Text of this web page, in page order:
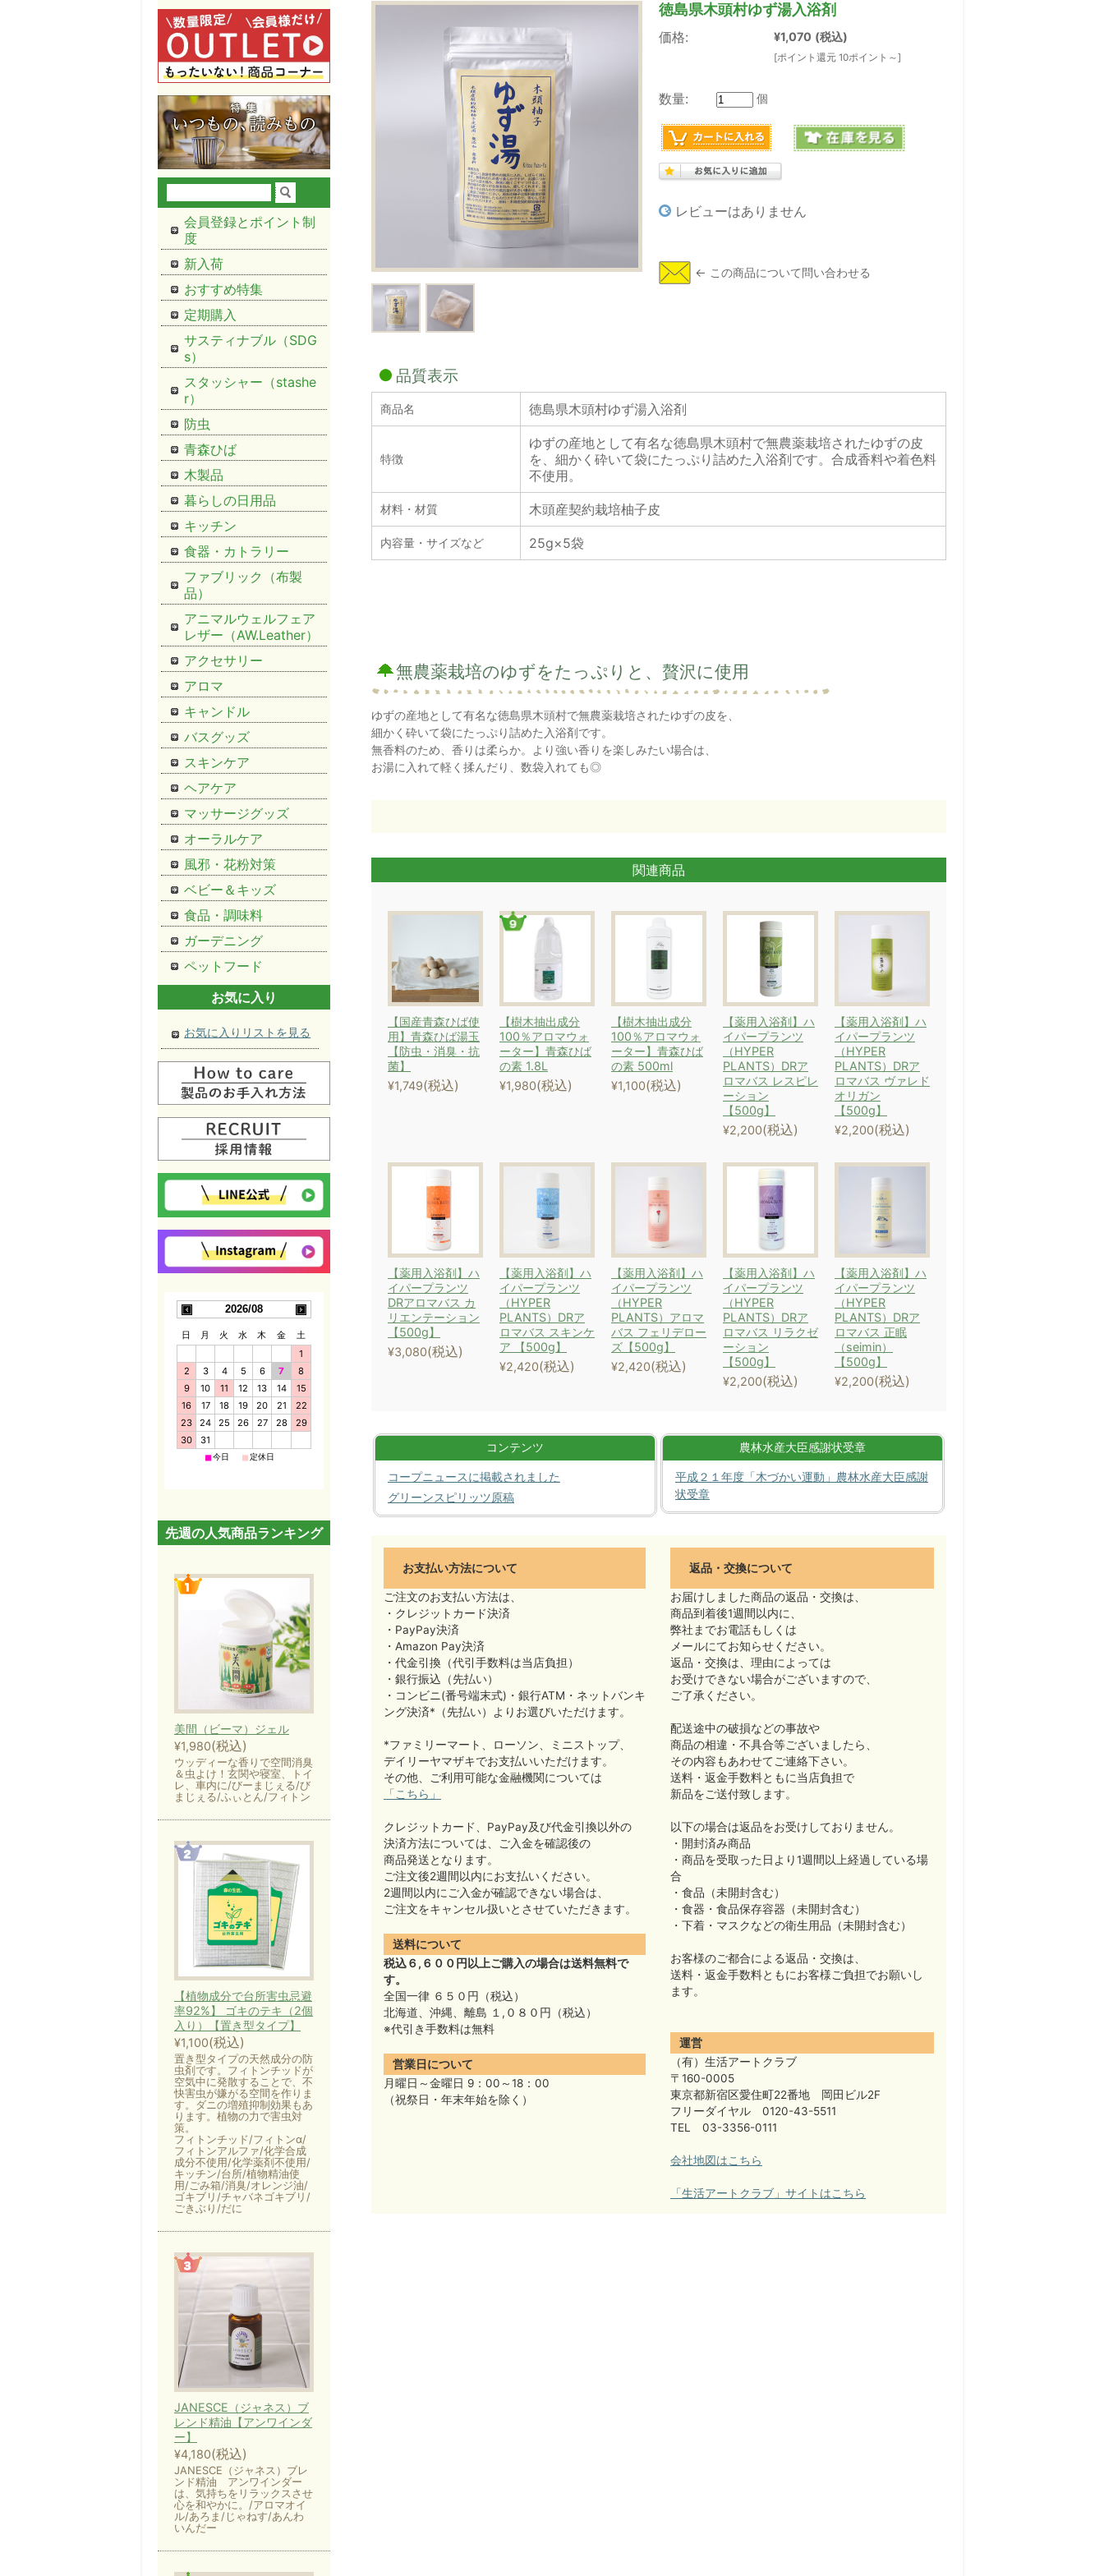
徳島県木頭村ゆず湯入浴剤
価格: ¥1,070 (税込)
[ポイント還元 10ポイント～]
数量: 個
レビューはありません
品質表示
商品名 徳島県木頭村ゆず湯入浴剤
特徴
ゆずの産地として有名な徳島県木頭村で無農薬栽培されたゆずの皮
を、細かく砕いて袋にたっぷり詰めた入浴剤です。合成香料や着色料
不使用。
材料・材質 木頭産契約栽培柚子皮
内容量・サイズなど 25g×5袋
無農薬栽培のゆずをたっぷりと、贅沢に使用
ゆずの産地として有名な徳島県木頭村で無農薬栽培されたゆずの皮を、
細かく砕いて袋にたっぷり詰めた入浴剤です。
無香料のため、香りは柔らか。より強い香りを楽しみたい場合は、
お湯に入れて軽く揉んだり、数袋入れても◎
関連商品
【国産青森ひば使
用】青森ひば湯玉
【防虫・消臭・抗
菌】
¥1,749(税込)
【樹木抽出成分
100％アロマウォ
ーター】青森ひば
の素 1.8L
¥1,980(税込)
【樹木抽出成分
100％アロマウォ
ーター】青森ひば
の素 500ml
¥1,100(税込)
【薬用入浴剤】ハ
イパープランツ
（HYPER
PLANTS）DRア
ロマバス レスピレ
ーション
【500g】
¥2,200(税込)
【薬用入浴剤】ハ
イパープランツ
（HYPER
PLANTS）DRア
ロマバス ヴァレド
オリガン
【500g】
¥2,200(税込)
【薬用入浴剤】ハ
イパープランツ
DRアロマバス カ
リエンテーション
【500g】
¥3,080(税込)
【薬用入浴剤】ハ
イパープランツ
（HYPER
PLANTS）DRア
ロマバス スキンケ
ア 【500g】
¥2,420(税込)
【薬用入浴剤】ハ
イパープランツ
（HYPER
PLANTS）アロマ
バス フェリデロー
ズ【500g】
¥2,420(税込)
【薬用入浴剤】ハ
イパープランツ
（HYPER
PLANTS）DRア
ロマバス リラクゼ
ーション
【500g】
¥2,200(税込)
【薬用入浴剤】ハ
イパープランツ
（HYPER
PLANTS）DRア
ロマバス 正眠
（seimin）
【500g】
¥2,200(税込)
コンテンツ
コープニュースに掲載されました
グリーンスピリッツ原稿
農林水産大臣感謝状受章
平成２１年度「木づかい運動」農林水産大臣感謝
状受章
お支払い方法について
ご注文のお支払い方法は、
・クレジットカード決済
・PayPay決済
・Amazon Pay決済
・代金引換（代引手数料は当店負担）
・銀行振込（先払い）
・コンビニ(番号端末式)・銀行ATM・ネットバンキ
ング決済*（先払い）よりお選びいただけます。
*ファミリーマート、ローソン、ミニストップ、
デイリーヤマザキでお支払いいただけます。
その他、ご利用可能な金融機関については
「こちら」
クレジットカード、PayPay及び代金引換以外の
決済方法については、ご入金を確認後の
商品発送となります。
ご注文後2週間以内にお支払いください。
2週間以内にご入金が確認できない場合は、
ご注文をキャンセル扱いとさせていただきます。
送料について
税込６,６００円以上ご購入の場合は送料無料で
す。
全国一律 ６５０円（税込）
北海道、沖縄、離島 １,０８０円（税込）
※代引き手数料は無料
営業日について
月曜日～金曜日 9：00～18：00
（祝祭日・年末年始を除く）
返品・交換について
お届けしました商品の返品・交換は、
商品到着後1週間以内に、
弊社までお電話もしくは
メールにてお知らせください。
返品・交換は、理由によっては
お受けできない場合がございますので、
ご了承ください。
配送途中の破損などの事故や
商品の相違・不具合等ございましたら、
その内容もあわせてご連絡下さい。
送料・返金手数料ともに当店負担で
新品をご送付致します。
以下の場合は返品をお受けしておりません。
・開封済み商品
・商品を受取った日より1週間以上経過している場
合
・食品（未開封含む）
・食器・食品保存容器（未開封含む）
・下着・マスクなどの衛生用品（未開封含む）
お客様のご都合による返品・交換は、
送料・返金手数料ともにお客様ご負担でお願いし
ます。
運営
（有）生活アートクラブ
〒160-0005
東京都新宿区愛住町22番地 岡田ビル2F
フリーダイヤル 0120-43-5511
TEL 03-3356-0111
会社地図はこちら
「生活アートクラブ」サイトはこちら
会員登録とポイント制
度
新入荷
おすすめ特集
定期購入
サスティナブル（SDG
s）
スタッシャー（stashe
r）
防虫
青森ひば
木製品
暮らしの日用品
キッチン
食器・カトラリー
ファブリック（布製
品）
アニマルウェルフェア
レザー（AW.Leather）
アクセサリー
アロマ
キャンドル
バスグッズ
スキンケア
ヘアケア
マッサージグッズ
オーラルケア
風邪・花粉対策
ベビー＆キッズ
食品・調味料
ガーデニング
ペットフード
お気に入り
お気に入りリストを見る
2026/08
日 月 火 水 木 金
土
1
2
3 4 5 6 7
8
9
10 11 12 13 14
15
16
17 18 19 20 21
22
23
24 25 26 27 28
29
30
31
■今日 ■定休日
先週の人気商品ランキング
美間（ビーマ）ジェル
¥1,980(税込)
ウッディーな香りで空間消臭
＆虫よけ！玄関や寝室、トイ
レ、車内に/びーまじぇる/び
まじぇる/ふぃとん/フィトン
【植物成分で台所害虫忌避
率92%】 ゴキのテキ（2個
入り）【置き型タイプ】
¥1,100(税込)
置き型タイプの天然成分の防
虫剤です。フィトンチッドが
空気中に発散することで、不
快害虫が嫌がる空間を作りま
す。ダニの増殖抑制効果もあ
ります。植物の力で害虫対
策。
フィトンチッド/フィトンα/
フィトンアルファ/化学合成
成分不使用/化学薬剤不使用/
キッチン/台所/植物精油使
用/ごみ箱/消臭/オレンジ油/
ゴキブリ/チャバネゴキブリ/
ごきぶり/だに
JANESCE（ジャネス）ブ
レンド精油【アンワインダ
ー】
¥4,180(税込)
JANESCE（ジャネス）ブレ
ンド精油 アンワインダー
は、気持ちをリラックスさせ
心を和やかに。/アロマオイ
ル/あろま/じゃねす/あんわ
いんだー